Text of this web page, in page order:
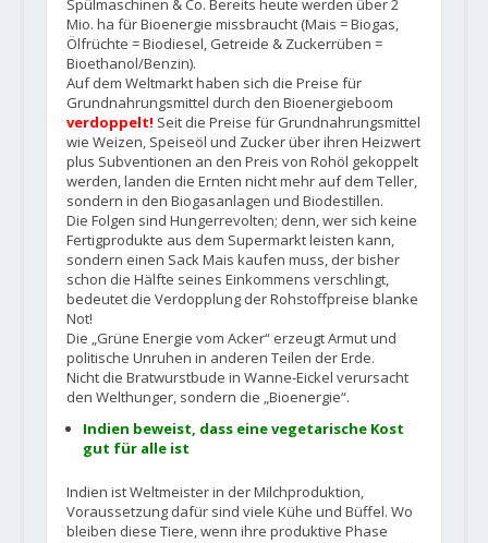
Spülmaschinen & Co. Bereits heute werden über 2
Mio. ha für Bioenergie missbraucht (Mais = Biogas,
Ölfrüchte = Biodiesel, Getreide & Zuckerrüben =
Bioethanol/Benzin).
Auf dem Weltmarkt haben sich die Preise für
Grundnahrungsmittel durch den Bioenergieboom
verdoppelt! Seit die Preise für Grundnahrungsmittel
wie Weizen, Speiseöl und Zucker über ihren Heizwert
plus Subventionen an den Preis von Rohöl gekoppelt
werden, landen die Ernten nicht mehr auf dem Teller,
sondern in den Biogasanlagen und Biodestillen.
Die Folgen sind Hungerrevolten; denn, wer sich keine
Fertigprodukte aus dem Supermarkt leisten kann,
sondern einen Sack Mais kaufen muss, der bisher
schon die Hälfte seines Einkommens verschlingt,
bedeutet die Verdopplung der Rohstoffpreise blanke
Not!
Die „Grüne Energie vom Acker“ erzeugt Armut und
politische Unruhen in anderen Teilen der Erde.
Nicht die Bratwurstbude in Wanne-Eickel verursacht
den Welthunger, sondern die „Bioenergie“.
Indien beweist, dass eine vegetarische Kost
gut für alle ist
Indien ist Weltmeister in der Milchproduktion,
Voraussetzung dafür sind viele Kühe und Büffel. Wo
bleiben diese Tiere, wenn ihre produktive Phase